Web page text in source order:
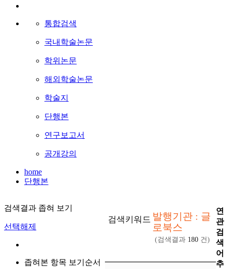
통합검색
국내학술논문
학위논문
해외학술논문
학술지
단행본
연구보고서
공개강의
home
단행본
검색결과 좁혀 보기
선택해제
좁혀본 항목 보기순서
검색키워드 발행기관 : 글
로북스
(검색결과 180 건)
연
관
검
색
어
추